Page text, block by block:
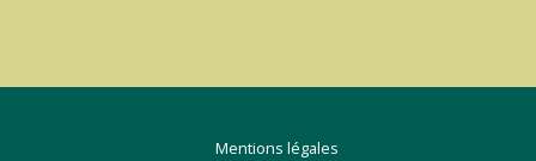
Mentions légales